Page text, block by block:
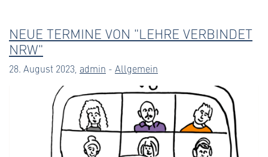
NEUE TERMINE VON "LEHRE VERBINDET
NRW"
28. August 2023, admin - Allgemein